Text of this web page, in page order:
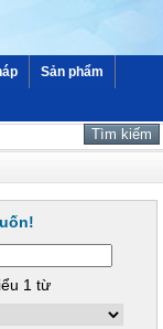
Sản phẩm
1 từ